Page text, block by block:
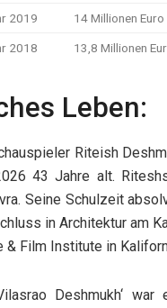
2019 14 Millionen Euro
2018 13,8 Millionen
Leben:
Riteish
43 Jahre alt.
Seine Schulzeit
in Architektur am
& Film Institute in
Deshmukh‘